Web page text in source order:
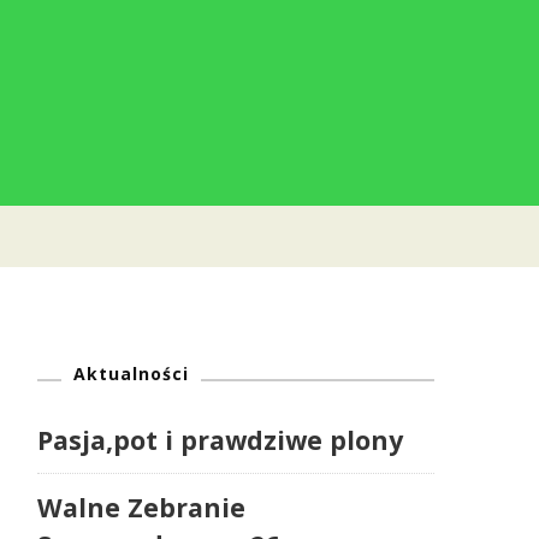
Aktualności
Pasja,pot i prawdziwe plony
Walne Zebranie